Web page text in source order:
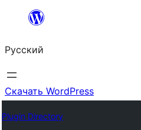
Перейти
содержимому
Русский
Скачать WordPress
Plugin Directory